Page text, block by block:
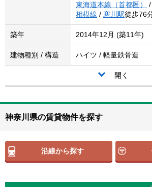
東海道本線（首都圏）
/
相模線 / 寒川駅徒歩76
築年 2014年12月 (築11年)
建物種別 / 構造 ハイツ / 軽量鉄骨造
開く
神奈川県の賃貸物件を探す
沿線から探す